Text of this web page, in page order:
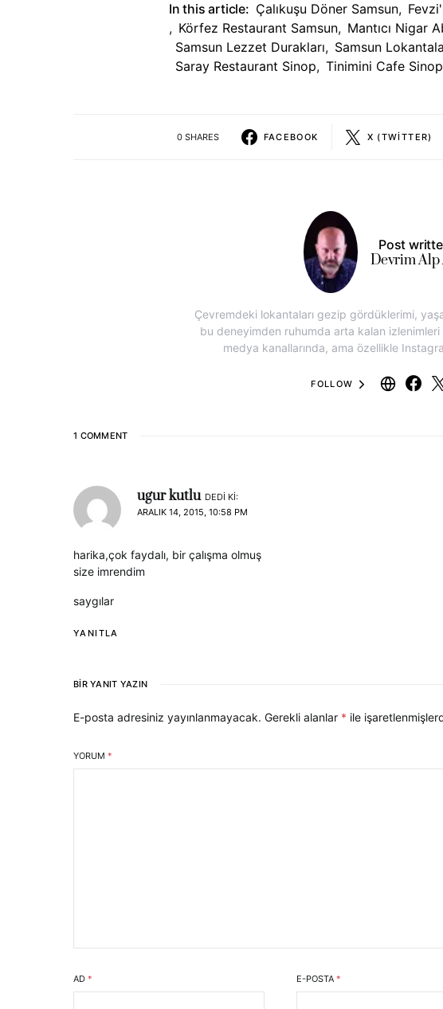
In this article: Çalıkuşu Döner Samsun,
, Körfez Restaurant Samsun, Mantıcı Nigar
Samsun Lezzet Durakları, Samsun
Saray Restaurant Sinop, Tinimini Cafe Sinop
0 SHARES FACEBOOK X (TWITTER)
Post
Devrim
Çevremdeki lokantaları gezip gördüklerimi,
bu deneyimden ruhumda arta kalan izlenimleri
medya kanallarında, ama özellikle
FOLLOW
1 COMMENT
ugur kutlu DEDI KI:
ARALIK 14, 2015, 10:58 PM
harika,çok faydalı, bir çalışma olmuş
size imrendim
saygılar
YANITLA
BIR YANIT YAZIN
E-posta adresiniz yayınlanmayacak. Gerekli alanlar * ile
YORUM *
AD * E-POSTA *